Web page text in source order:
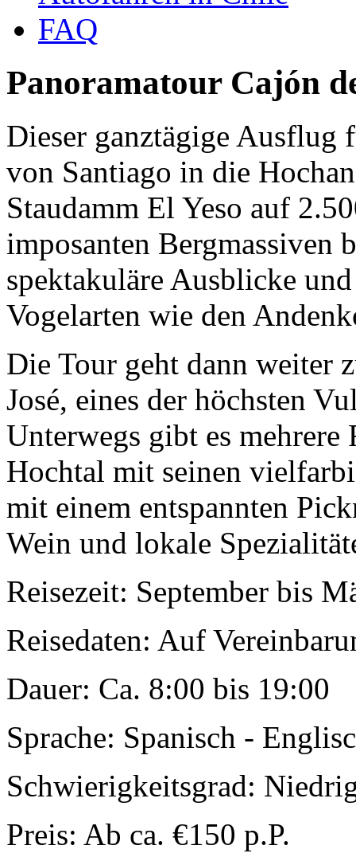
FAQ
Panoramatour Cajón
Dieser ganztägige
von Santiago in die
Staudamm El Yeso auf
imposanten Bergmassiven
spektakuläre Ausblicke
Vogelarten wie den
Die Tour geht dann weiter
José, eines der höchsten
Unterwegs gibt es
Hochtal mit seinen
mit einem entspannten
Wein und lokale
Reisezeit: September bis
Reisedaten: Auf
Dauer: Ca. 8:00 bis 19:00
Sprache: Spanisch -
Schwierigkeitsgrad:
Preis: Ab ca. €150 p.P.